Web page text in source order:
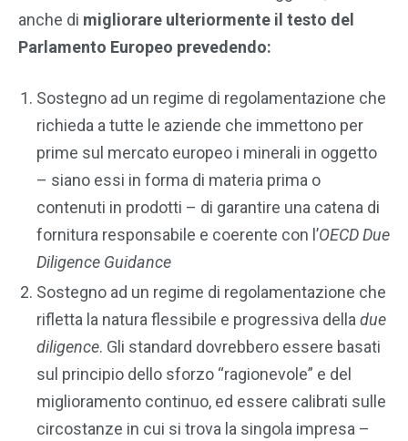
anche di migliorare ulteriormente il testo del
Parlamento Europeo prevedendo:
Sostegno ad un regime di regolamentazione che
richieda a tutte le aziende che immettono per
prime sul mercato europeo i minerali in oggetto
– siano essi in forma di materia prima o
contenuti in prodotti – di garantire una catena di
fornitura responsabile e coerente con l’OECD Due
Diligence Guidance
Sostegno ad un regime di regolamentazione che
rifletta la natura flessibile e progressiva delladue
diligence. Gli standard dovrebbero essere basati
sul principio dello sforzo “ragionevole” e del
miglioramento continuo, ed essere calibrati sulle
circostanze in cui si trova la singola impresa –